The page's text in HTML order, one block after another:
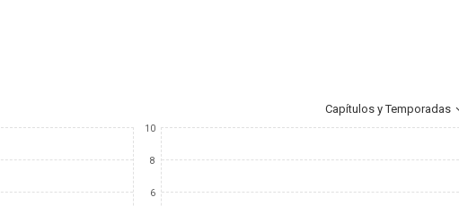
Capítulos y Temporadas
10
8
6